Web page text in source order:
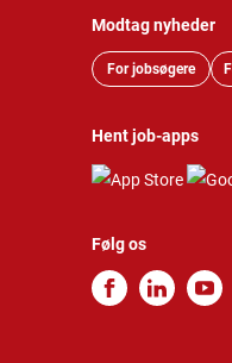
Modtag nyheder
For jobsøgere
Hent job-apps
Følg os